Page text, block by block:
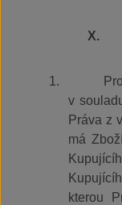
X.
1.
v
Práva z
má
kterou